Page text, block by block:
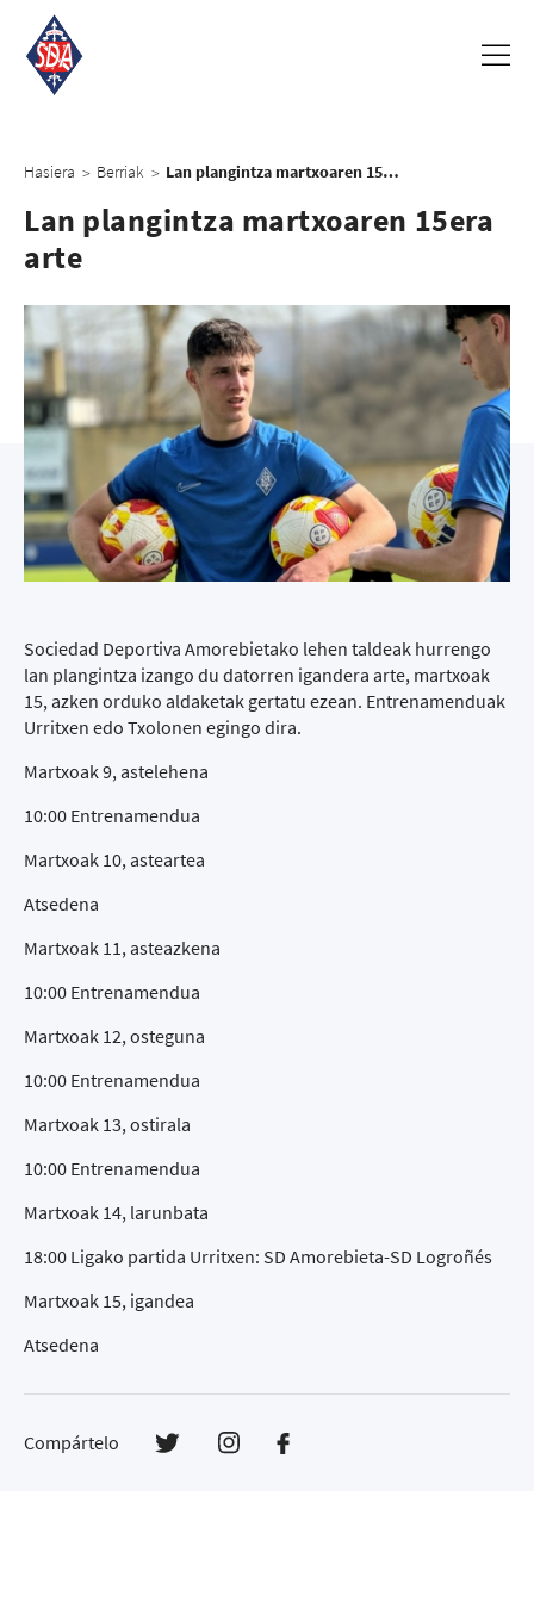
Hasiera > Berriak > Lan plangintza martxoaren 15era arte
Lan plangintza martxoaren 15era
arte
Sociedad Deportiva Amorebietako lehen taldeak hurrengo
lan plangintza izango du datorren igandera arte, martxoak
15, azken orduko aldaketak gertatu ezean. Entrenamenduak
Urritxen edo Txolonen egingo dira.
Martxoak 9, astelehena
10:00 Entrenamendua
Martxoak 10, asteartea
Atsedena
Martxoak 11, asteazkena
10:00 Entrenamendua
Martxoak 12, osteguna
10:00 Entrenamendua
Martxoak 13, ostirala
10:00 Entrenamendua
Martxoak 14, larunbata
18:00 Ligako partida Urritxen: SD Amorebieta-SD Logroñés
Martxoak 15, igandea
Atsedena
Compártelo